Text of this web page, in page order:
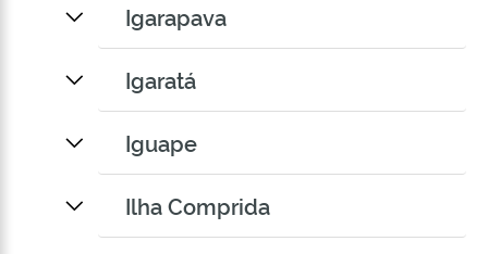
Igarapava
Igaratá
Iguape
Ilha Comprida